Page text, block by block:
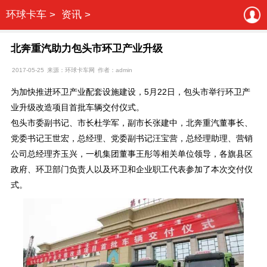
环球卡车 > 资讯 >
北奔重汽助力包头市环卫产业升级
2017-05-25 来源：环球卡车网 作者：admin
为加快推进环卫产业配套设施建设，5月22日，包头市举行环卫产
业升级改造项目首批车辆交付仪式。
包头市委副书记、市长杜学军，副市长张建中，北奔重汽董事长、
党委书记王世宏，总经理、党委副书记汪宝营，总经理助理、营销
公司总经理齐玉兴，一机集团董事王彤等相关单位领导，各旗县区
政府、环卫部门负责人以及环卫和企业职工代表参加了本次交付仪
式。